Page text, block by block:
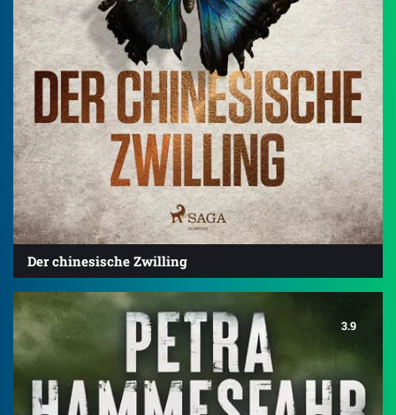
Der chinesische Zwilling
3.9